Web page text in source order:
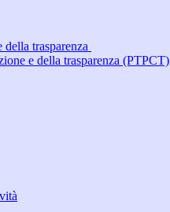
trasparenza
e della trasparenza (PTPCT)